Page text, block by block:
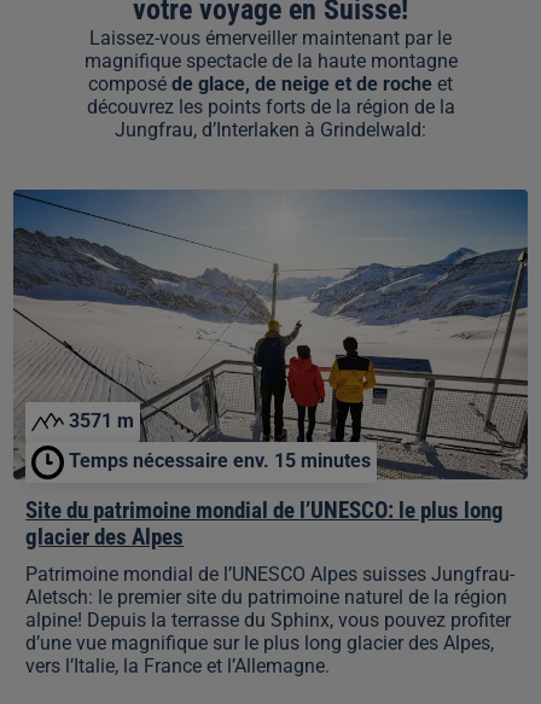
votre voyage en Suisse!
Laissez-vous émerveiller maintenant par le
magnifique spectacle de la haute montagne
composé de glace, de neige et de roche et
découvrez les points forts de la région de la
Jungfrau, d’Interlaken à Grindelwald:
Site
du
patrimoine
mondial
de
l’UNESCO:
plus
long
glacier
des
Alpes
3571 m
Temps nécessaire env. 15 minutes
Site du patrimoine mondial de l’UNESCO: le plus long
glacier des Alpes
Patrimoine mondial de l’UNESCO Alpes suisses Jungfrau-
Aletsch: le premier site du patrimoine naturel de la région
alpine! Depuis la terrasse du Sphinx, vous pouvez profiter
d’une vue magnifique sur le plus long glacier des Alpes,
vers l’Italie, la France et l’Allemagne.